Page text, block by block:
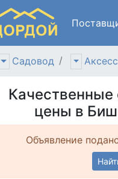
Садовод
цены в
Объявление